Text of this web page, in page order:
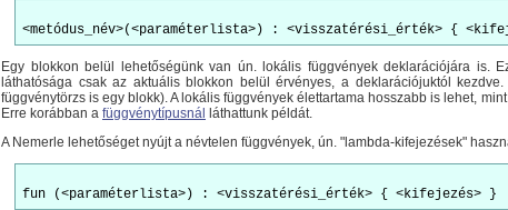
Egy blokkon belül lehetőségünk van ún. lokális függvények deklarációjára is.
láthatósága csak az aktuális blokkon belül érvényes, a deklarációjuktól
függvénytörzs is egy blokk). A lokális függvények élettartama hosszabb is lehet,
Erre korábban a függvénytípusnál
láthattunk példát.
A Nemerle lehetőséget nyújt a névtelen függvények, ún. "lambda-kifejezések"